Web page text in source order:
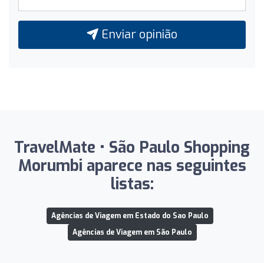
Enviar opinião
TravelMate • São Paulo Shopping
Morumbi aparece nas seguintes
listas:
Agências de Viagem em Estado do Sao Paulo
Agências de Viagem em São Paulo